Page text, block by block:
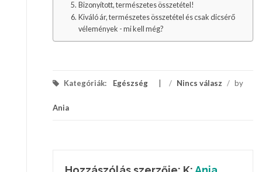
Bizonyított, természetes összetétel!
Kiváló ár, természetes összetétel és csak dicsérő
vélemények - mi kell még?
Kategóriák: Egészség / Nincs válasz / by
Ania